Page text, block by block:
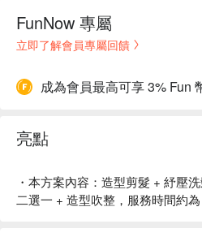
FunNow 專屬
立即了解會員專屬回饋
成為會員最高可享 3% Fun
亮點
・本方案內容：造型剪髮 + 紓壓
二選一 + 造型吹整，服務時間約為